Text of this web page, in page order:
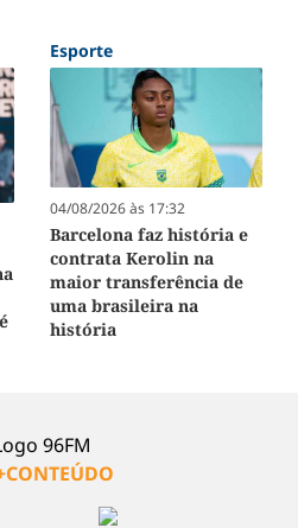
Esporte
04/08/2026 às 17:32
Barcelona faz história e
contrata Kerolin na
maior transferência de
uma brasileira na
história